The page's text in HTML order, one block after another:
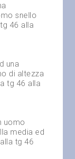
snello
46 alla
una
di altezza
tg 46 alla
uomo
media ed
tg 46